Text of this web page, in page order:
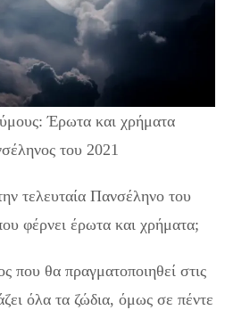
Έρωτα και χρήματα
του 2021
τελευταία Πανσέληνο του
φέρνει έρωτα και χρήματα;
που θα πραγματοποιηθεί στις
όλα τα ζώδια, όμως σε πέντε